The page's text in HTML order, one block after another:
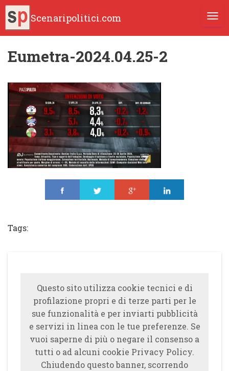
Scenaripolitici.com
Eumetra-2024.04.25-2
Tags:
Questo sito utilizza cookie tecnici e di
profilazione propri e di terze parti per le
sue funzionalità e per inviarti pubblicità
e servizi in linea con le tue preferenze. Se
vuoi saperne di più o negare il consenso a
tutti o ad alcuni cookie Privacy Policy.
Chiudendo questo banner, scorrendo